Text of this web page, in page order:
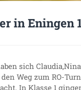
in Eningen
sich
Weg zum RO-
In Klasse 1